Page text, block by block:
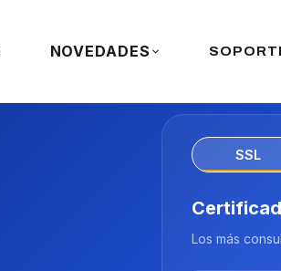
NOVEDADES
SSL
PKI
En la nube o